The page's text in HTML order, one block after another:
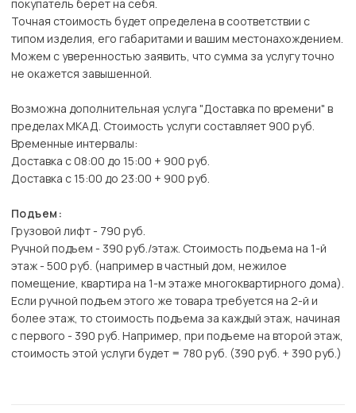
покупатель берет на себя.
Точная стоимость будет определена в соответствии с
типом изделия, его габаритами и вашим местонахождением.
Можем с уверенностью заявить, что сумма за услугу точно
не окажется завышенной.
Возможна дополнительная услуга "Доставка по времени" в
пределах МКАД. Стоимость услуги составляет 900 руб.
Временные интервалы:
Доставка с 08:00 до 15:00 + 900 руб.
Доставка с 15:00 до 23:00 + 900 руб.
Подъем:
Грузовой лифт - 790 руб.
Ручной подъем - 390 руб./этаж. Стоимость подъема на 1-й
этаж - 500 руб. (например в частный дом, нежилое
помещение, квартира на 1-м этаже многоквартирного дома).
Если ручной подъем этого же товара требуется на 2-й и
более этаж, то стоимость подъема за каждый этаж, начиная
с первого - 390 руб. Например, при подъеме на второй этаж,
стоимость этой услуги будет = 780 руб. (390 руб. + 390 руб.)